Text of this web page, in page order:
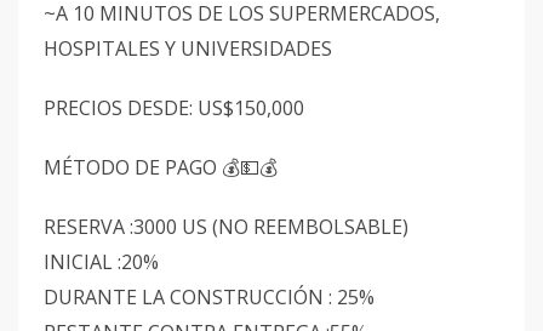
~A 10 MINUTOS DE LOS SUPERMERCADOS,
HOSPITALES Y UNIVERSIDADES
PRECIOS DESDE: US$150,000
MÉTODO DE PAGO 💰💵💰
RESERVA :3000 US (NO REEMBOLSABLE)
INICIAL :20%
DURANTE LA CONSTRUCCIÓN : 25%